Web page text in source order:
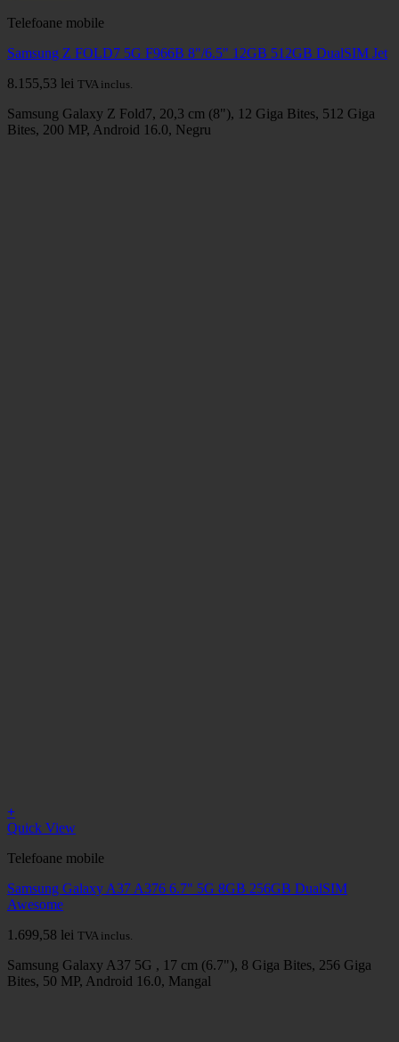
Telefoane mobile
Samsung Z FOLD7 5G F966B 8"/6.5" 12GB 512GB DualSIM Jet
8.155,53 lei TVA inclus.
Samsung Galaxy Z Fold7, 20,3 cm (8"), 12 Giga Bites, 512 Giga
Bites, 200 MP, Android 16.0, Negru
+
Quick View
Telefoane mobile
Samsung Galaxy A37 A376 6.7" 5G 8GB 256GB DualSIM
Awesome
1.699,58 lei TVA inclus.
Samsung Galaxy A37 5G , 17 cm (6.7"), 8 Giga Bites, 256 Giga
Bites, 50 MP, Android 16.0, Mangal